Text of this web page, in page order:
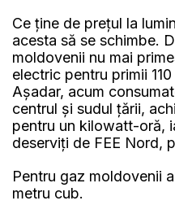
Ce ține de prețul la
acesta să se schimbe.
moldovenii nu mai
electric pentru primii
Așadar, acum
centrul și sudul țării,
pentru un kilowatt-oră,
deserviți de FEE Nord,
Pentru gaz moldovenii
metru cub.